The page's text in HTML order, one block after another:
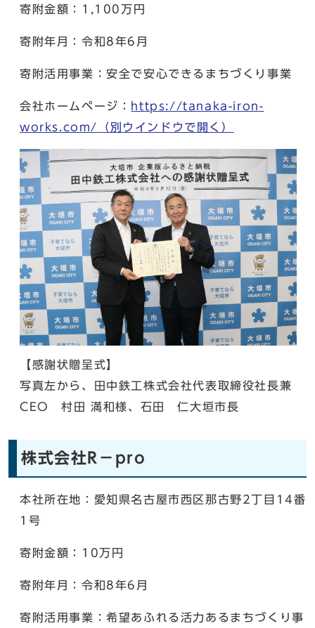
寄附金額：1,100万円
寄附年月：令和8年6月
寄附活用事業：安全で安心できるまちづくり事業
会社ホームページ： https://tanaka-iron-
works.com/
（別ウインドウで開く）
【感謝状贈呈式】
写真左から、田中鉄工株式会社代表取締役社長兼
CEO 村田 満和様、石田 仁大垣市長
株式会社R－pro
本社所在地：愛知県名古屋市西区那古野2丁目14番
1号
寄附金額：10万円
寄附年月：令和8年6月
寄附活用事業：希望あふれる活力あるまちづくり事